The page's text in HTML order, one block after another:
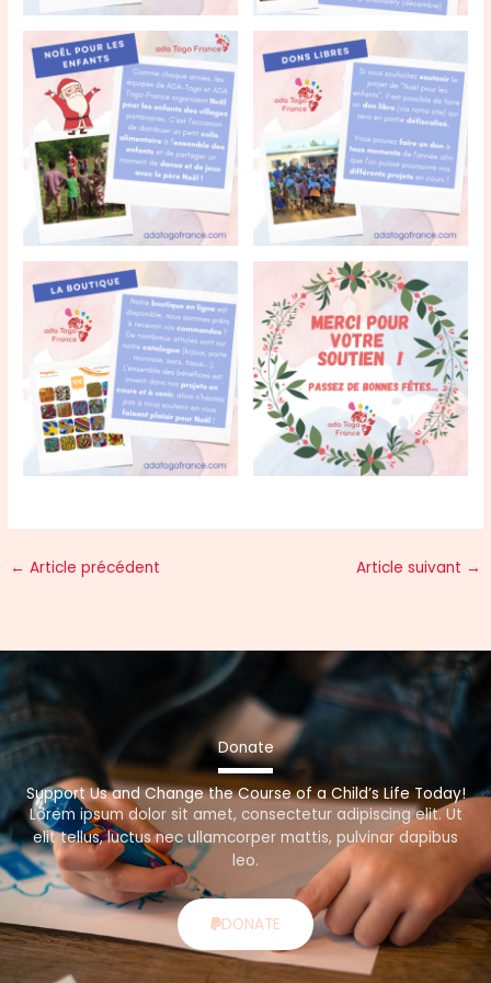
← Article précédent Article suivant →
Donate
Support Us and Change the Course of a Child’s Life Today!
Lorem ipsum dolor sit amet, consectetur adipiscing elit. Ut
elit tellus, luctus nec ullamcorper mattis, pulvinar dapibus
leo.
DONATE